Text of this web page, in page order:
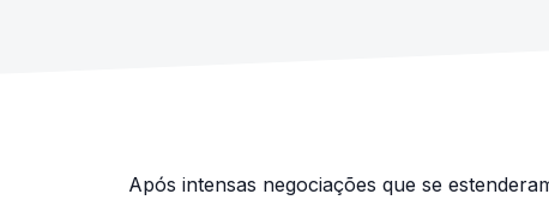
Após intensas negociações que se